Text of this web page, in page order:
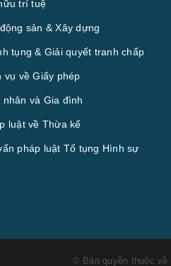
trí tuệ
sản & Xây dựng
tụng & Giải quyết tranh chấp
vụ về Giấy phép
nhân và Gia đình
luật về Thừa kế
pháp luật Tố tụng Hình sự
© Bản quyền thuộc về